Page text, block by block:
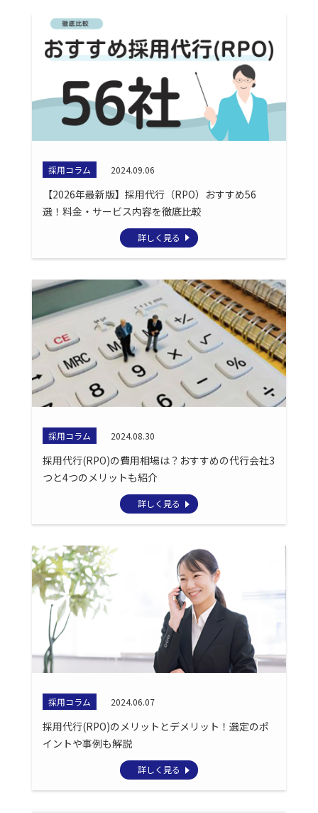
採用コラム 2024.09.06
【2026年最新版】採用代行（RPO）おすすめ56
選！料金・サービス内容を徹底比較
詳しく見る
採用コラム 2024.08.30
採用代行(RPO)の費用相場は？おすすめの代行会社3
つと4つのメリットも紹介
詳しく見る
採用コラム 2024.06.07
採用代行(RPO)のメリットとデメリット！選定のポ
イントや事例も解説
詳しく見る